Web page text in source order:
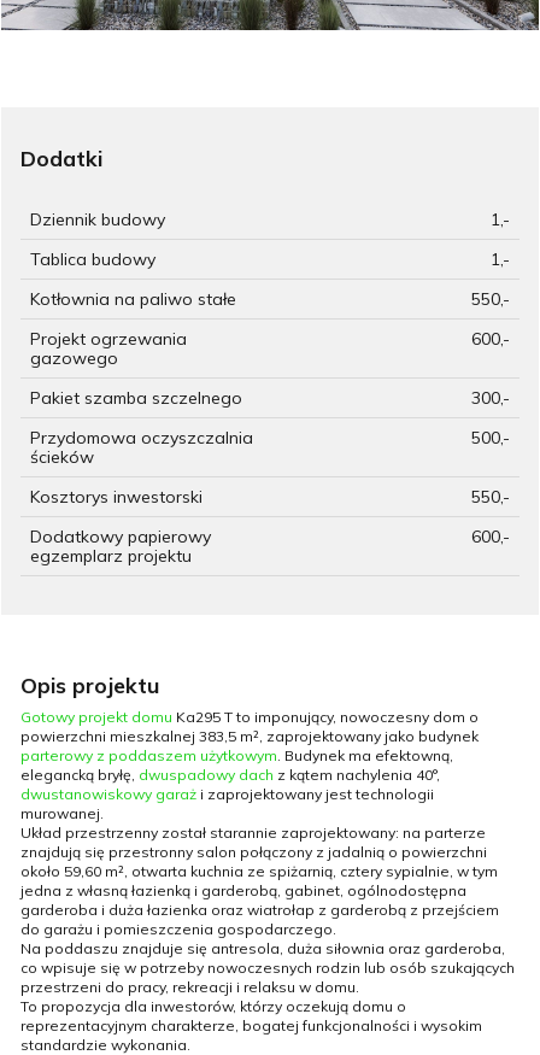
Dodatki
Dziennik budowy
1,-
Tablica budowy
1,-
Kotłownia na paliwo stałe
550,-
Projekt ogrzewania
gazowego
600,-
Pakiet szamba szczelnego
300,-
Przydomowa oczyszczalnia
ścieków
500,-
Kosztorys inwestorski
550,-
Dodatkowy papierowy
egzemplarz projektu
600,-
Opis projektu
Gotowy projekt domu Ka295 T to imponujący, nowoczesny dom o
powierzchni mieszkalnej 383,5 m², zaprojektowany jako budynek
parterowy z poddaszem użytkowym . Budynek ma efektowną,
elegancką bryłę, dwuspadowy dach z kątem nachylenia 40°,
dwustanowiskowy garaż i zaprojektowany jest technologii
murowanej.
Układ przestrzenny został starannie zaprojektowany: na parterze
znajdują się przestronny salon połączony z jadalnią o powierzchni
około 59,60 m², otwarta kuchnia ze spiżarnią, cztery sypialnie, w tym
jedna z własną łazienką i garderobą, gabinet, ogólnodostępna
garderoba i duża łazienka oraz wiatrołap z garderobą z przejściem
do garażu i pomieszczenia gospodarczego.
Na poddaszu znajduje się antresola, duża siłownia oraz garderoba,
co wpisuje się w potrzeby nowoczesnych rodzin lub osób szukających
przestrzeni do pracy, rekreacji i relaksu w domu.
To propozycja dla inwestorów, którzy oczekują domu o
reprezentacyjnym charakterze, bogatej funkcjonalności i wysokim
standardzie wykonania.